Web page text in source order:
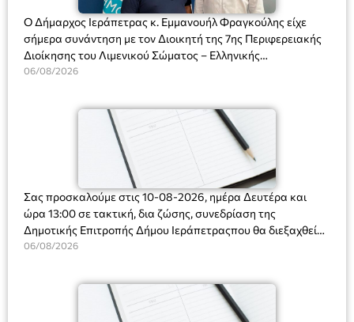
Ο Δήμαρχος Ιεράπετρας κ. Εμμανουήλ Φραγκούλης είχε
σήμερα συνάντηση με τον Διοικητή της 7ης Περιφερειακής
Διοίκησης του Λιμενικού Σώματος – Ελληνικής
Ακτοφυλακής (Λ.Σ.-ΕΛ.ΑΚΤ.), Αρχιπλοίαρχο Λ.Σ. κ. Ιωάννη
06/08/2026
Σας προσκαλούμε στις 10-08-2026, ημέρα Δευτέρα και
ώρα 13:00 σε τακτική, δια ζώσης, συνεδρίαση της
Δημοτικής Επιτροπής Δήμου Ιεράπετραςπου θα διεξαχθεί
στο Δημοτικό Κατάστημα, Δημοκρατίας 31 στην αίθουσα
και λήψη αποφάσεων στα παρακάτω θέματα:
06/08/2026